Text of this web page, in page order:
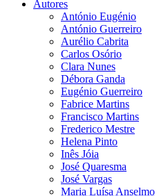
Autores
António Eugénio
António Guerreiro
Aurélio Cabrita
Carlos Osório
Clara Nunes
Débora Ganda
Eugénio Guerreiro
Fabrice Martins
Francisco Martins
Frederico Mestre
Helena Pinto
Inês Jóia
José Quaresma
José Vargas
Maria Luísa Anselmo